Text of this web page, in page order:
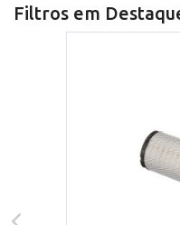
Filtros em